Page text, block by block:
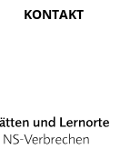
KONTAKT